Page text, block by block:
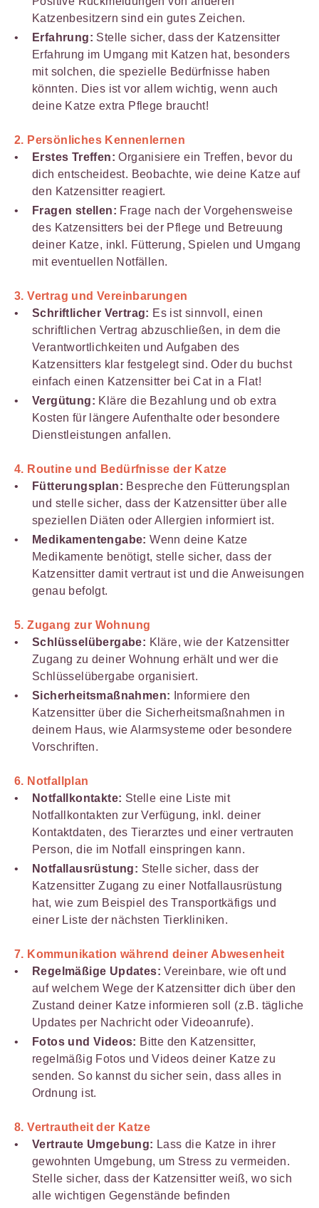
Katzenbesitzern sind ein gutes Zeichen.
Erfahrung: Stelle sicher, dass der Katzensitter
Erfahrung im Umgang mit Katzen hat, besonders
mit solchen, die spezielle Bedürfnisse haben
könnten. Dies ist vor allem wichtig, wenn auch
deine Katze extra Pflege braucht!
2. Persönliches Kennenlernen
Erstes Treffen: Organisiere ein Treffen, bevor du
dich entscheidest. Beobachte, wie deine Katze auf
den Katzensitter reagiert.
Fragen stellen: Frage nach der Vorgehensweise
des Katzensitters bei der Pflege und Betreuung
deiner Katze, inkl. Fütterung, Spielen und Umgang
mit eventuellen Notfällen.
3.Vertrag und Vereinbarungen
Schriftlicher Vertrag: Es ist sinnvoll, einen
schriftlichen Vertrag abzuschließen, in dem die
Verantwortlichkeiten und Aufgaben des
Katzensitters klar festgelegt sind. Oder du buchst
einfach einen Katzensitter bei Cat in a Flat!
Vergütung: Kläre die Bezahlung und ob extra
Kosten für längere Aufenthalte oder besondere
Dienstleistungen anfallen.
4. Routine und Bedürfnisse der Katze
Fütterungsplan: Bespreche den Fütterungsplan
und stelle sicher, dass der Katzensitter über alle
speziellen Diäten oder Allergien informiert ist.
Medikamentengabe: Wenn deine Katze
Medikamente benötigt, stelle sicher, dass der
Katzensitter damit vertraut ist und die Anweisungen
genau befolgt.
5.Zugang zur Wohnung
Schlüsselübergabe: Kläre, wie der Katzensitter
Zugang zu deiner Wohnung erhält und wer die
Schlüsselübergabe organisiert.
Sicherheitsmaßnahmen: Informiere den
Katzensitter über die Sicherheitsmaßnahmen in
deinem Haus, wie Alarmsysteme oder besondere
Vorschriften.
6. Notfallplan
Notfallkontakte: Stelle eine Liste mit
Notfallkontakten zur Verfügung, inkl. deiner
Kontaktdaten, des Tierarztes und einer vertrauten
Person, die im Notfall einspringen kann.
Notfallausrüstung: Stelle sicher, dass der
Katzensitter Zugang zu einer Notfallausrüstung
hat, wie zum Beispiel des Transportkäfigs und
einer Liste der nächsten Tierkliniken.
7. Kommunikation während deiner Abwesenheit
Regelmäßige Updates: Vereinbare, wie oft und
auf welchem Wege der Katzensitter dich über den
Zustand deiner Katze informieren soll (z.B. tägliche
Updates per Nachricht oder Videoanrufe).
Fotos und Videos: Bitte den Katzensitter,
regelmäßig Fotos und Videos deiner Katze zu
senden. So kannst du sicher sein, dass alles in
Ordnung ist.
8.Vertrautheit der Katze
Vertraute Umgebung: Lass die Katze in ihrer
gewohnten Umgebung, um Stress zu vermeiden.
Stelle sicher, dass der Katzensitter weiß, wo sich
alle wichtigen Gegenstände befinden